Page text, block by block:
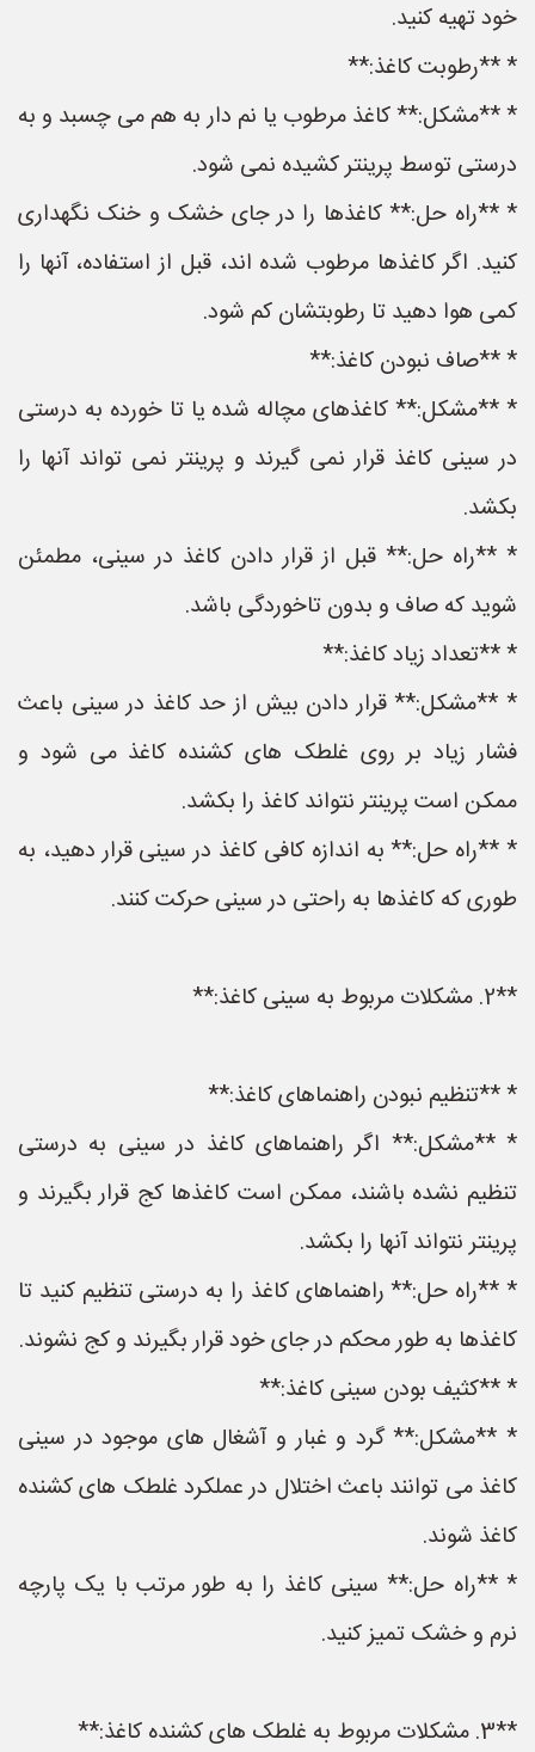
خود تهیه کنید.
* **رطوبت کاغذ:**
* **مشکل:** کاغذ مرطوب یا نم دار به هم می چسبد و به
درستی توسط پرینتر کشیده نمی شود.
* **راه حل:** کاغذها را در جای خشک و خنک نگهداری
کنید. اگر کاغذها مرطوب شده اند، قبل از استفاده، آنها را
کمی هوا دهید تا رطوبتشان کم شود.
* **صاف نبودن کاغذ:**
* **مشکل:** کاغذهای مچاله شده یا تا خورده به درستی
در سینی کاغذ قرار نمی گیرند و پرینتر نمی تواند آنها را
بکشد.
* **راه حل:** قبل از قرار دادن کاغذ در سینی، مطمئن
شوید که صاف و بدون تاخوردگی باشد.
* **تعداد زیاد کاغذ:**
* **مشکل:** قرار دادن بیش از حد کاغذ در سینی باعث
فشار زیاد بر روی غلطک های کشنده کاغذ می شود و
ممکن است پرینتر نتواند کاغذ را بکشد.
* **راه حل:** به اندازه کافی کاغذ در سینی قرار دهید، به
طوری که کاغذها به راحتی در سینی حرکت کنند.
**2. مشکلات مربوط به سینی کاغذ:**
* **تنظیم نبودن راهنماهای کاغذ:**
* **مشکل:** اگر راهنماهای کاغذ در سینی به درستی
تنظیم نشده باشند، ممکن است کاغذها کج قرار بگیرند و
پرینتر نتواند آنها را بکشد.
* **راه حل:** راهنماهای کاغذ را به درستی تنظیم کنید تا
کاغذها به طور محکم در جای خود قرار بگیرند و کج نشوند.
* **کثیف بودن سینی کاغذ:**
* **مشکل:** گرد و غبار و آشغال های موجود در سینی
کاغذ می توانند باعث اختلال در عملکرد غلطک های کشنده
کاغذ شوند.
* **راه حل:** سینی کاغذ را به طور مرتب با یک پارچه
نرم و خشک تمیز کنید.
**3. مشکلات مربوط به غلطک های کشنده کاغذ:**